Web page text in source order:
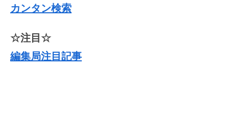
カンタン検索
☆注目☆
編集局注目記事